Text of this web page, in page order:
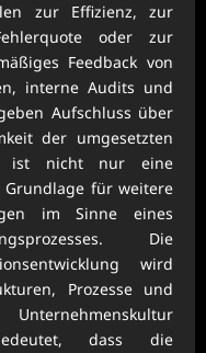
zur Effizienz, zur
oder zur
Feedback von
interne Audits und
Aufschluss über
der umgesetzten
ist nicht nur eine
für weitere
im Sinne eines
Die
wird
Prozesse und
dass die